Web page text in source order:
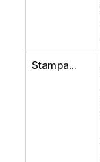
Stampa...